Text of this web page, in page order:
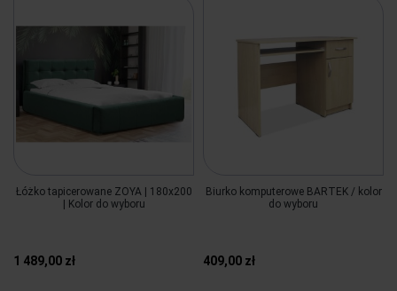
Łóżko tapicerowane ZOYA | 180x200
| Kolor do wyboru
1 489,00 zł
Biurko komputerowe BARTEK / kolor
do wyboru
409,00 zł